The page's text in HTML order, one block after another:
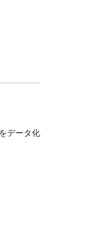
データ化